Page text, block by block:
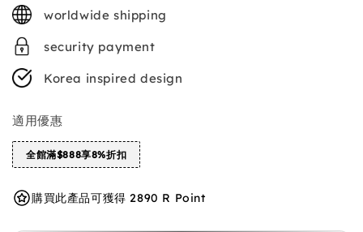
worldwide shipping
security payment
Korea inspired design
適用優惠
全館滿$888享8%折扣
購買此產品可獲得 2890 R Point